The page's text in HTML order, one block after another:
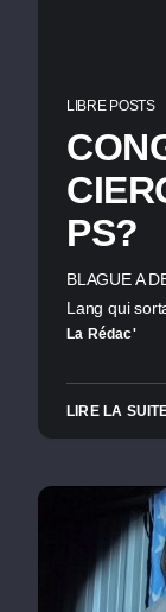
LIBRE POSTS
PS?
BLAGUE A
Lang qui
La Rédac'
LIRE LA